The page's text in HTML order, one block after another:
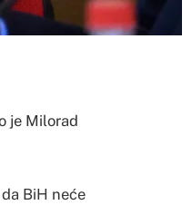
je Milorad
BiH neće